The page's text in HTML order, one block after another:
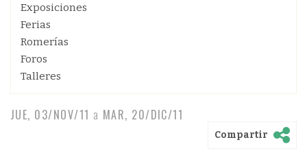
Exposiciones
Ferias
Romerías
Foros
Talleres
JUE, 03/NOV/11 a MAR, 20/DIC/11
Compartir